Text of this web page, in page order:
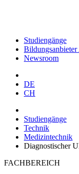
Studiengänge
Newsroom
DE
CH
Studiengänge
Technik
Medizintechnik
Diagnostischer
FACHBEREICH